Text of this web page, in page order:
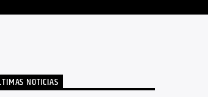
NOTICIAS